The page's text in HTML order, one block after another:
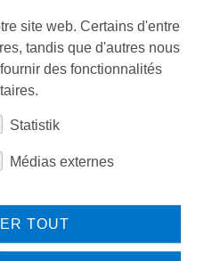
RECHANGE
site web. Certains d'entre
tandis que d'autres nous
des fonctionnalités
Statistik
Médias externes
TOUT